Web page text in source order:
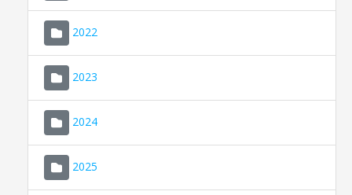
2022
2023
2024
2025